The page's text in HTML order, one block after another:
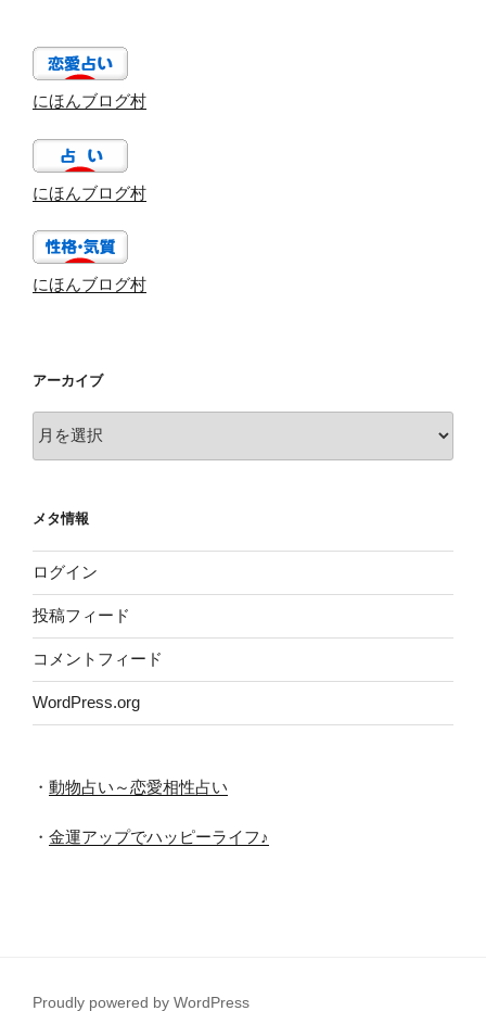
にほんブログ村
にほんブログ村
にほんブログ村
アーカイブ
ー
ブ
メタ情報
ログイン
投稿フィード
コメントフィード
WordPress.org
・ 動物占い～恋愛相性占い
・ 金運アップでハッピーライフ♪
Proudly powered by WordPress